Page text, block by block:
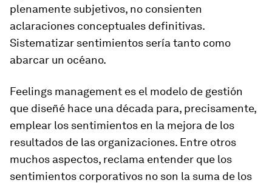
plenamente subjetivos, no consienten
aclaraciones conceptuales definitivas.
Sistematizar sentimientos sería tanto como
abarcar un océano.
Feelings management es el modelo de gestión
que diseñé hace una década para, precisamente,
emplear los sentimientos en la mejora de los
resultados de las organizaciones. Entre otros
muchos aspectos, reclama entender que los
sentimientos corporativos no son la suma de los